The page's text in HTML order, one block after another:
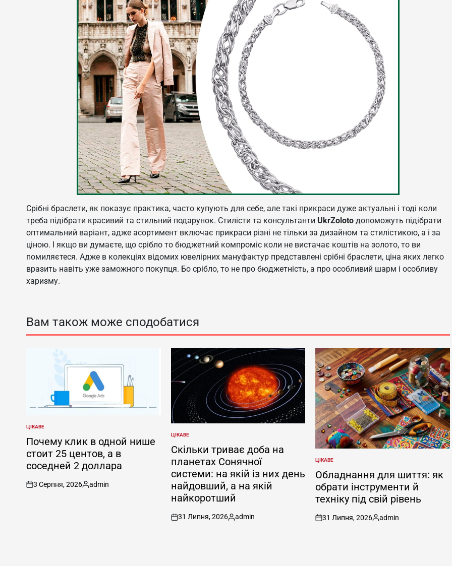
Срібні браслети, як показує практика, часто купують для себе, але такі прикраси дуже актуальні і тоді коли
треба підібрати красивий та стильний подарунок. Стилісти та консультанти UkrZoloto допоможуть підібрати
оптимальний варіант, адже асортимент включає прикраси різні не тільки за дизайном та стилістикою, а і за
ціною. І якщо ви думаєте, що срібло то бюджетний компроміс коли не вистачає коштів на золото, то ви
помиляєтеся. Адже в колекціях відомих ювелірних мануфактур представлені срібні браслети, ціна яких легко
вразить навіть уже заможного покупця. Бо срібло, то не про бюджетність, а про особливий шарм і особливу
харизму.
Вам також може сподобатися
ОПУБЛІКУВАТИ
У
ЦІКАВЕ
Почему клик в одной нише
стоит 25 центов, а в
соседней 2 доллара
on
3 Серпня, 2026
Опубліковано
admin
ОПУБЛІКУВАТИ
У
ЦІКАВЕ
Скільки триває доба на
планетах Сонячної
системи: на якій із них день
найдовший, а на якій
найкоротший
on
31 Липня, 2026
Опубліковано
admin
ОПУБЛІКУВАТИ
У
ЦІКАВЕ
Обладнання для шиття: як
обрати інструменти й
техніку під свій рівень
on
31 Липня, 2026
Опубліковано
admin